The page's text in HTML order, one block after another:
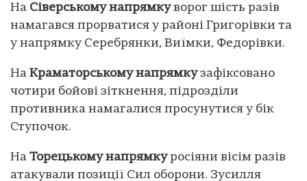
На Сіверському напрямкуворог шість разів
намагався прорватися у районі Григорівки та
у напрямку Серебрянки, Виїмки, Федорівки.
На Краматорському напрямкузафіксовано
чотири бойові зіткнення, підрозділи
противника намагалися просунутися у бік
Ступочок.
На Торецькому напрямкуросіяни вісім разів
атакували позиції Сил оборони. Зусилля